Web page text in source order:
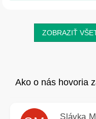
ZOBRAZIŤ
Slávka